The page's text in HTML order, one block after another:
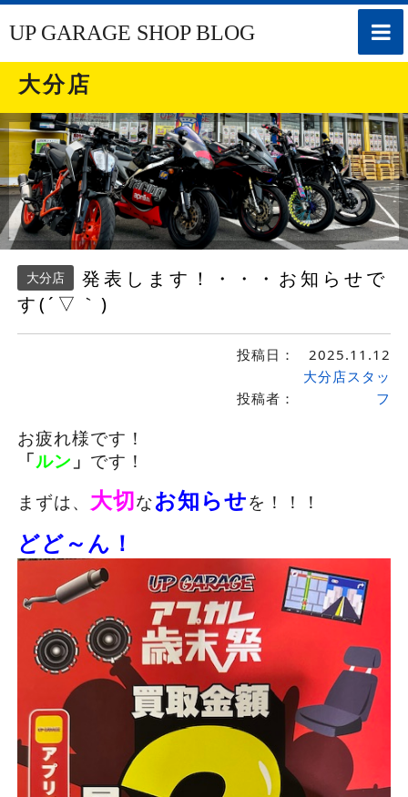
toggle
UP GARAGE SHOP BLOG
大分店
大分店
発表します！・・・お知らせで
す(´▽｀)
投稿日： 2025.11.12
投稿者：
大分店スタッ
フ
お疲れ様です！
「 ルン 」 です！
まずは、 大切 なお知らせを！！！
どど～ん！